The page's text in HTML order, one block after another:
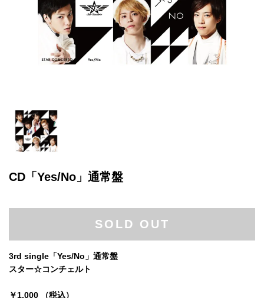
CD「Yes/No」通常盤
SOLD OUT
3rd single「Yes/No」通常盤
スター☆コンチェルト
￥1,000 （税込）